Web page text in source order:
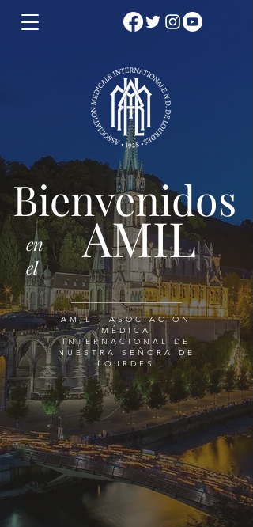
Bienvenidos
AMIL
en
el
AMIL - ASOCIACIÓN
MÉDICA
INTERNACIONAL DE
NUESTRA SEÑORA DE
LOURDES